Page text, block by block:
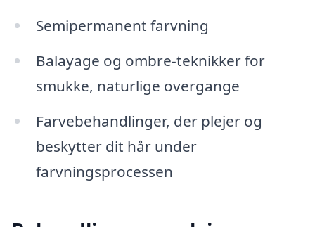
Semipermanent farvning
Balayage og ombre-teknikker for
smukke, naturlige overgange
Farvebehandlinger, der plejer og
beskytter dit hår under
farvningsprocessen